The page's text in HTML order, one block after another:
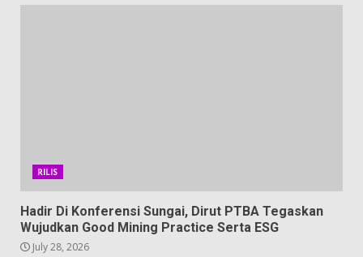
RILIS
Hadir Di Konferensi Sungai, Dirut PTBA Tegaskan
Wujudkan Good Mining Practice Serta ESG
July 28, 2026